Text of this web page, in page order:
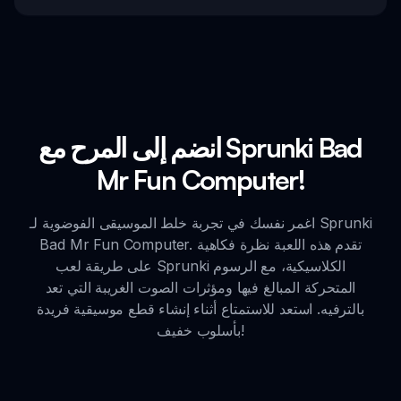
انضم إلى المرح مع Sprunki Bad
Mr Fun Computer!
اغمر نفسك في تجربة خلط الموسيقى الفوضوية لـ Sprunki
Bad Mr Fun Computer. تقدم هذه اللعبة نظرة فكاهية
على طريقة لعب Sprunki الكلاسيكية، مع الرسوم
المتحركة المبالغ فيها ومؤثرات الصوت الغريبة التي تعد
بالترفيه. استعد للاستمتاع أثناء إنشاء قطع موسيقية فريدة
بأسلوب خفيف!